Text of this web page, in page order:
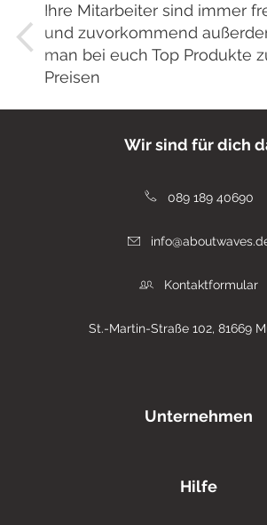
Ihre Mitarbeiter sind immer
und zuvorkommend
man bei euch Top Produkte
Preisen
Wir sind für dich
089 189 40690
Kontaktformular
St.-Martin-Straße 102, 81669
Unternehmen
Hilfe